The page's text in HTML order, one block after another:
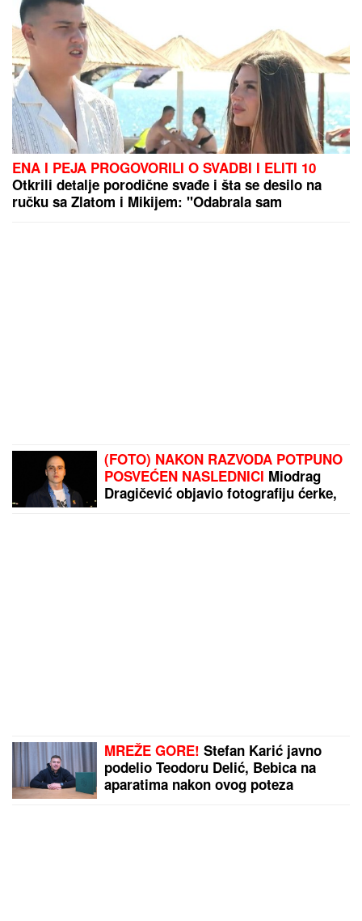
ENA I PEJA PROGOVORILI O SVADBI I ELITI 10
Otkrili detalje porodične svađe i šta se desilo na
ručku sa Zlatom i Mikijem: "Odabrala sam
(FOTO) NAKON RAZVODA POTPUNO
POSVEĆEN NASLEDNICI Miodrag
Dragičević objavio fotografiju ćerke,
MREŽE GORE! Stefan Karić javno
podelio Teodoru Delić, Bebica na
aparatima nakon ovog poteza